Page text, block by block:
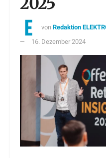
vonRedaktion
16. Dezember 2024